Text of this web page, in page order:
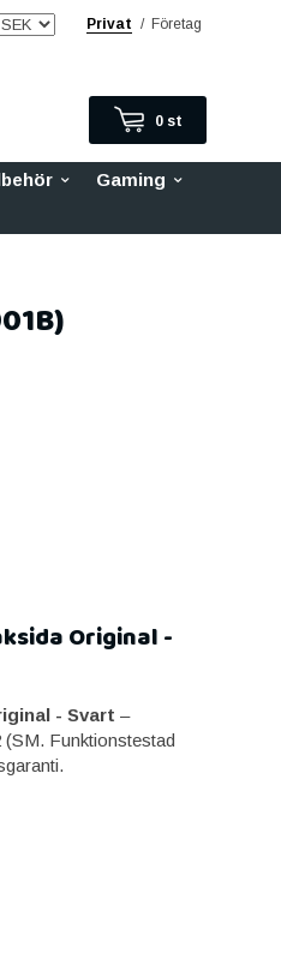
Privat / Företag
0 st
Gaming
Original -
- Svart –
Funktionstestad